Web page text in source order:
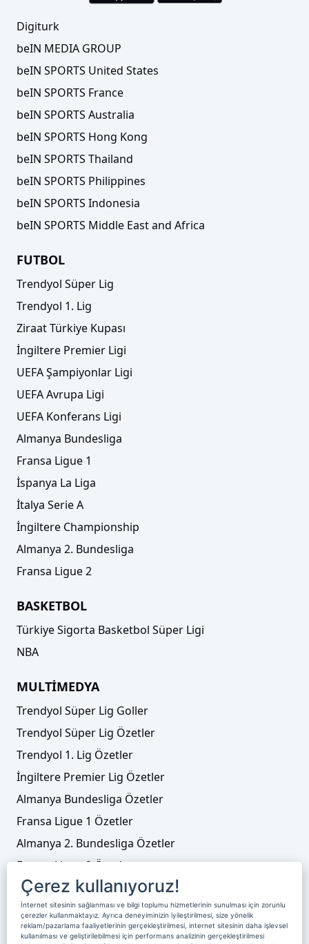
Digiturk
beIN MEDIA GROUP
beIN SPORTS United States
beIN SPORTS France
beIN SPORTS Australia
beIN SPORTS Hong Kong
beIN SPORTS Thailand
beIN SPORTS Philippines
beIN SPORTS Indonesia
beIN SPORTS Middle East and Africa
FUTBOL
Trendyol Süper Lig
Trendyol 1. Lig
Ziraat Türkiye Kupası
İngiltere Premier Ligi
UEFA Şampiyonlar Ligi
UEFA Avrupa Ligi
UEFA Konferans Ligi
Almanya Bundesliga
Fransa Ligue 1
İspanya La Liga
İtalya Serie A
İngiltere Championship
Almanya 2. Bundesliga
Fransa Ligue 2
BASKETBOL
Türkiye Sigorta Basketbol Süper Ligi
NBA
MULTİMEDYA
Trendyol Süper Lig Goller
Trendyol Süper Lig Özetler
Trendyol 1. Lig Özetler
İngiltere Premier Lig Özetler
Almanya Bundesliga Özetler
Fransa Ligue 1 Özetler
Almanya 2. Bundesliga Özetler
Fransa Ligue 2 Özetler
Tenis
Video Liste
Foto Galeriler
Çerez kullanıyoruz!
İnternet sitesinin sağlanması ve bilgi toplumu hizmetlerinin sunulması için zorunlu
çerezler kullanmaktayız. Ayrıca deneyiminizin iyileştirilmesi, size yönelik
reklam/pazarlama faaliyetlerinin gerçekleştirilmesi, internet sitesinin daha işlevsel
kullanılması ve geliştirilebilmesi için performans analizinin gerçekleştirilmesi